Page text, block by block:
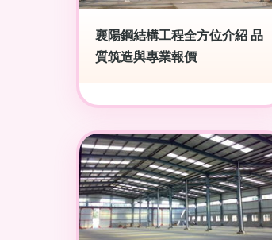
襄陽鋼結構工程全方位介紹 品
質筑造與專業報價